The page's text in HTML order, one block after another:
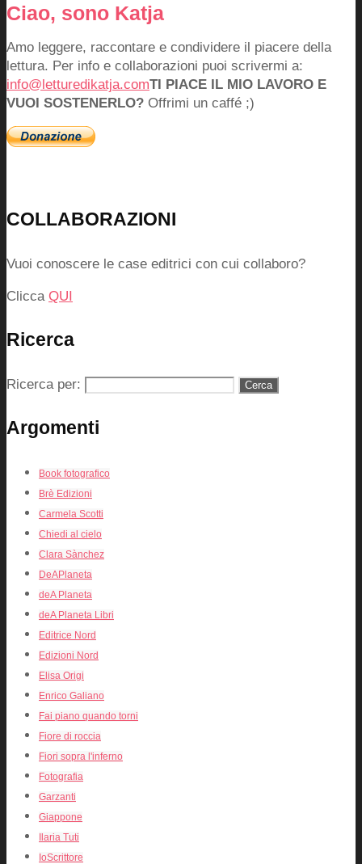
Ciao, sono Katja
Amo leggere, raccontare e condividere il piacere della
lettura. Per info e collaborazioni puoi scrivermi a:
info@letturedikatja.comTI PIACE IL MIO LAVORO E
VUOI SOSTENERLO? Offrimi un caffé ;)
COLLABORAZIONI
Vuoi conoscere le case editrici con cui collaboro?
Clicca QUI
Ricerca
Ricerca per:
Argomenti
Book fotografico
Brè Edizioni
Carmela Scotti
Chiedi al cielo
Clara Sànchez
DeAPlaneta
deA Planeta
deA Planeta Libri
Editrice Nord
Edizioni Nord
Elisa Origi
Enrico Galiano
Fai piano quando torni
Fiore di roccia
Fiori sopra l'inferno
Fotografia
Garzanti
Giappone
Ilaria Tuti
IoScrittore